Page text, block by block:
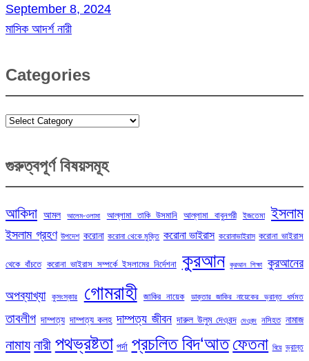
September 8, 2024
মাসিক আদর্শ নারী
Categories
Categories
গুরুত্বপূর্ণ বিষয়সমূহ
আকিদা আমল আলেম-ওলামা আল্লামা তাকি উসমানি আল্লামা বাবুনগরী ইজতেমা ইসলাম
ইসলাম গ্রহণ উপদেশ করোনা করোনা থেকে মুক্তি করোনা ভাইরাস করোনাভাইরাস করোনা ভাইরাস
থেকে বাঁচতে করোনা ভাইরাস সম্পর্কে ইসলামের নির্দেশনা কুরআন কুরআন শিক্ষা কুরআনের
অপব্যাখ্যা কুসংস্কার গোমরাহী জাকির নায়েক ডাক্তার জাকির নায়েকের ভ্রান্ত ধর্মমত
তাবলীগ দাম্পত্য দাম্পত্য কলহ দাম্পত্য জীবন দারুল উলুম দেওবন্দ দেওবন্দ নসিহত নামাজ
নামায নারী পথভ্রষ্টতা পর্দা প্রচলিত বিদ‘আত ফেতনা বিয়ে ভ্রান্ত